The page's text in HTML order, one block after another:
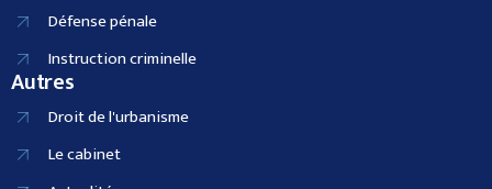
Défense pénale
Instruction criminelle
Autres
Droit de l'urbanisme
Le cabinet